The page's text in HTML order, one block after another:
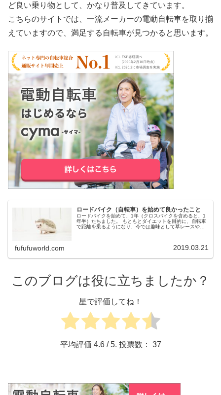
ど良い乗り物として、かなり普及してきています。
こちらのサイトでは、一流メーカーの電動自転車を取り揃
えていますので、満足する自転車が見つかると思います。
ロードバイク（自転車）を始めて良かったこと
ロードバイクを始めて、1年（クロスバイクを含めると、1
年半）たちました。 もともとダイエットを目的に、自転車
で距離を乗るようになり、今では趣味として草レースやロ
fufufuworld.com 2019.03.21
このブログは役に立ちましたか？
星で評価してね！
平均評価 4.6/ 5. 投票数： 37